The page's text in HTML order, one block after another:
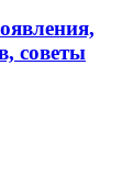
советы